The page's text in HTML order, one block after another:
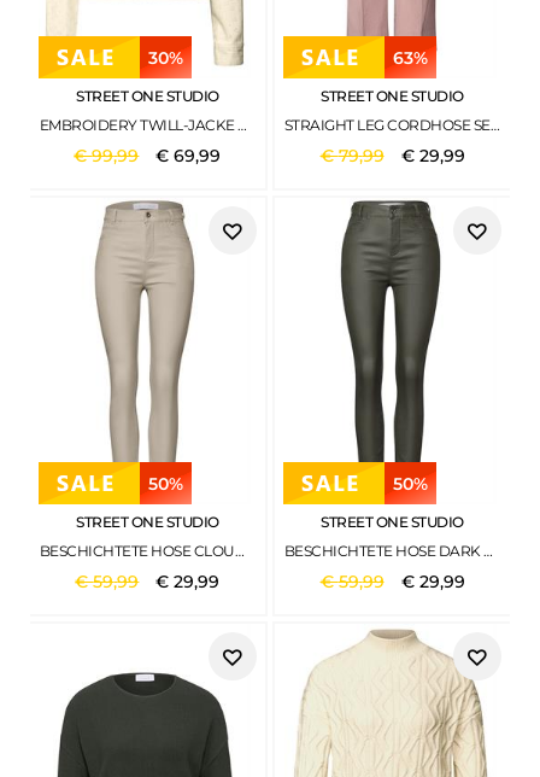
30%
STREET ONE STUDIO
EMBROIDERY TWILL-JACKE VELVET CREAM
€99,99 €69,99
63%
STREET ONE STUDIO
STRAIGHT LEG CORDHOSE SEPIA ROSE
€79,99 € 29,99
50%
STREET ONE STUDIO
BESCHICHTETE HOSE CLOUD BEIGE
€59,99 €29,99
50%
STREET ONE STUDIO
BESCHICHTETE HOSE DARK LAUREL GREEN
€59,99 € 29,99